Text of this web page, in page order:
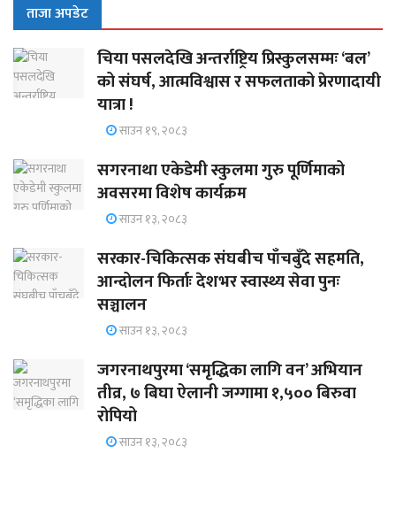
ताजा अपडेट
चिया पसलदेखि अन्तर्राष्ट्रिय प्रिस्कुलसम्मः ‘बल’
को संघर्ष, आत्मविश्वास र सफलताको प्रेरणादायी
यात्रा !
साउन १९, २०८३
सगरनाथा एकेडेमी स्कुलमा गुरु पूर्णिमाको
अवसरमा विशेष कार्यक्रम
साउन १३, २०८३
सरकार-चिकित्सक संघबीच पाँचबुँदे सहमति,
आन्दोलन फिर्ताः देशभर स्वास्थ्य सेवा पुनः
सञ्चालन
साउन १३, २०८३
जगरनाथपुरमा ‘समृद्धिका लागि वन’ अभियान
तीव्र, ७ बिघा ऐलानी जग्गामा १,५०० बिरुवा
रोपियो
साउन १३, २०८३